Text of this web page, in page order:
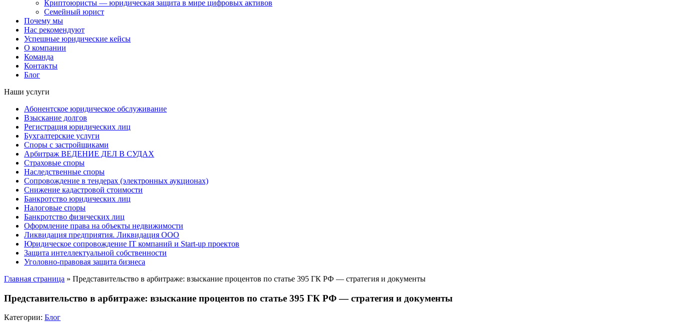
Криптоюристы — юридическая защита в мире цифровых активов
Семейный юрист
Почему мы
Нас рекомендуют
Успешные юридические кейсы
О компании
Команда
Контакты
Блог
Наши услуги
Абонентское юридическое обслуживание
Взыскание долгов
Регистрация юридических лиц
Бухгалтерские услуги
Споры с застройщиками
Арбитраж ВЕДЕНИЕ ДЕЛ В СУДАХ
Страховые споры
Наследственные споры
Сопровождение в тендерах (электронных аукционах)
Снижение кадастровой стоимости
Банкротство юридических лиц
Налоговые споры
Банкротство физических лиц
Оформление права на объекты недвижимости
Ликвидация предприятия. Ликвидация ООО
Юридическое сопровождение IT компаний и Start-up проектов
Защита интеллектуальной собственности
Уголовно-правовая защита бизнеса
Главная страница » Представительство в арбитраже: взыскание процентов по статье 395 ГК РФ — стратегия и документы
Представительство в арбитраже: взыскание процентов по статье 395 ГК РФ — стратегия и документы
Категории: Блог